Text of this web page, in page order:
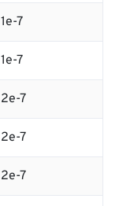
1e-7
1e-7
2e-7
2e-7
2e-7